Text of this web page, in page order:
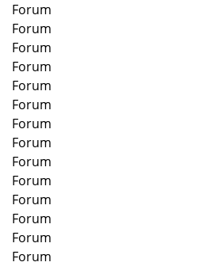
Forum
Forum
Forum
Forum
Forum
Forum
Forum
Forum
Forum
Forum
Forum
Forum
Forum
Forum